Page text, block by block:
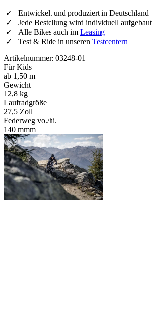
Entwickelt und produziert in Deutschland
Jede Bestellung wird individuell aufgebaut
Alle Bikes auch im Leasing
Test & Ride in unseren Testcentern
Artikelnummer: 03248-01
Für Kids
ab 1,50 m
Gewicht
12,8 kg
Laufradgröße
27,5 Zoll
Federweg vo./hi.
140 mmm